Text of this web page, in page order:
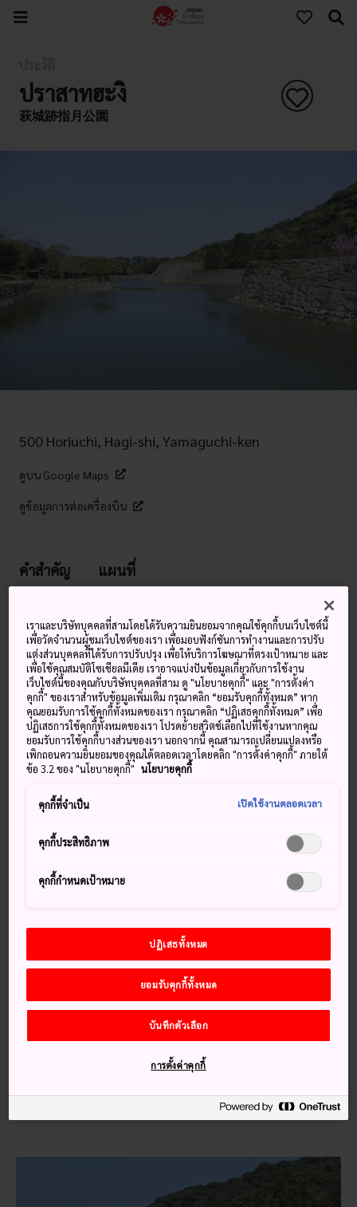
ปราสาทฮะงิ
萩城跡指月公園
500 Horiuchi, Hagi-shi, Yamaguchi-ken
ดูบน Google Maps
ดูข้อมูลการต่อเครื่องบิน
คำสำคัญ แผนที่
ที่มั่นของตระกูลที่ปกครองฮะงิเป็น
เวลานานกว่า 260 ปี
กำแพงอันใหญ่โตโอฬารของปราสาทฮะงิเป็นสิ่งย้ำเตือนเมืองฮะ
งิครั้งยังมีอำนาจ เมื่อเป็นเมืองหลวงของแคว้นโชชูในระหว่างยุค
เอโดะ (ค.ศ.1603-ค.ศ.1867)ภายใต้การปกครองของตระกูลโมริ
พลาดไม่ได้
ชมปลาคาร์ปและเต่าว่ายน้ำในคูน้ำของปราสาท
สำรวจสวนสาธารณะชิซุกิที่ล้อมอยู่รอบซากปราสาท
วิธีการเดินทาง
ปราสาทแห่งนี้ตั้งอยู่ห่างจากสถานีฮิงาชิ-ฮะงิโดยใช้เวลานั่ง
แท็กซี่เพียงไม่นาน หรือคุณจะขึ้นรถบัสสายฮางิจุนคังมารูบัส
เวสท์รูทไปลงที่ป้ายฮะงิ-โจ-อะโต/ชิซุกิโคเอ็นอิริงูจิก็ได้ นอกจากนี้
เวลาเดินเพียงไม่นานอีกด้วย
เราและบริษัทบุคคลที่สามโดยได้รับความยินยอมจากคุณใช้คุกกี้บนเว็บไซต์นี้
เพื่อวัดจำนวนผู้ชมเว็บไซต์ของเรา เพื่อมอบฟังก์ชันการทำงานและการปรับ
แต่งส่วนบุคคลที่ได้รับการปรับปรุง เพื่อให้บริการโฆษณาที่ตรงเป้าหมาย และ
เพื่อใช้คุณสมบัติโซเชียลมีเดีย เราอาจแบ่งปันข้อมูลเกี่ยวกับการใช้งาน
เว็บไซต์นี้ของคุณกับบริษัทบุคคลที่สาม ดู "นโยบายคุกกี้" และ "การตั้งค่า
คุกกี้" ของเราสำหรับข้อมูลเพิ่มเติม กรุณาคลิก “ยอมรับคุกกี้ทั้งหมด” หาก
คุณยอมรับการใช้คุกกี้ทั้งหมดของเรา กรุณาคลิก “ปฏิเสธคุกกี้ทั้งหมด” เพื่อ
ปฏิเสธการใช้คุกกี้ทั้งหมดของเรา โปรดย้ายสวิตช์เลือกไปที่ใช้งานหากคุณ
ยอมรับการใช้คุกกี้บางส่วนของเรา นอกจากนี้ คุณสามารถเปลี่ยนแปลงหรือ
เพิกถอนความยินยอมของคุณได้ตลอดเวลาโดยคลิก "การตั้งค่าคุกกี้" ภายใต้
ข้อ 3.2 ของ "นโยบายคุกกี้" นโยบายคุกกี้
คุกกี้ที่จำเป็น เปิดใช้งานตลอดเวลา
คุกกี้ประสิทธิภาพ
คุกกี้กำหนดเป้าหมาย
ปฏิเสธทั้งหมด
ยอมรับคุกกี้ทั้งหมด
บันทึกตัวเลือก
การตั้งค่าคุกกี้